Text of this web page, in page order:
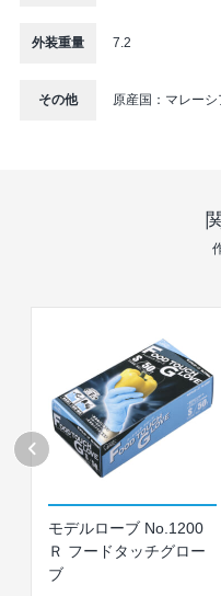
外装重量 7.2
その他 原産国：マレーシ
モデルローブ No.1200
Ｒ フードタッチグロー
ブ